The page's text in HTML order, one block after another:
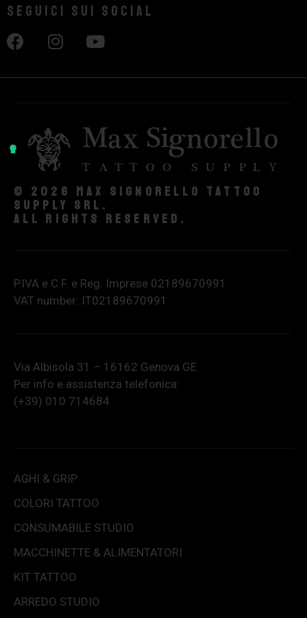
Seguici sui social
© 2026 Max Signorello Tattoo
supply srl.
All rights reserved.
P.IVA e C.F. e Reg. Imprese 02189670991
VAT number: IT02189670991
Via Albisola 31 – 16162 Genova GE
Per info e assistenza telefonica:
(+39) 010 714684
AGHI & GRIP
COLORI TATTOO
CONSUMABILE STUDIO
MACCHINETTE & ALIMENTATORI
KIT TATTOO
ARREDO STUDIO